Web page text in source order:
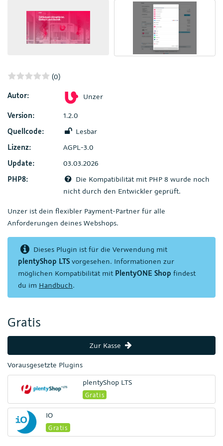
(0)
Autor:
Unzer
Version:
1.2.0
Quellcode:
Lesbar
Lizenz:
AGPL-3.0
Update:
03.03.2026
PHP8:
Die Kompatibilität mit PHP 8 wurde noch
nicht durch den Entwickler geprüft.
Unzer ist dein flexibler Payment-Partner für alle
Anforderungen deines Webshops.
Dieses Plugin ist für die Verwendung mit
plentyShop LTS vorgesehen. Informationen zur
möglichen Kompatibilität mit PlentyONE Shop findest
du im Handbuch.
Gratis
Zur Kasse
Vorausgesetzte Plugins
plentyShop LTS
Gratis
IO
Gratis